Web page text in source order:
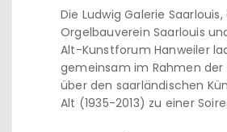
Die Ludwig Galerie Saarlouis,
Orgelbauverein Saarlouis
Alt-Kunstforum Hanweiler
gemeinsam im Rahmen der
über den saarländischen
Alt (1935-2013) zu einer